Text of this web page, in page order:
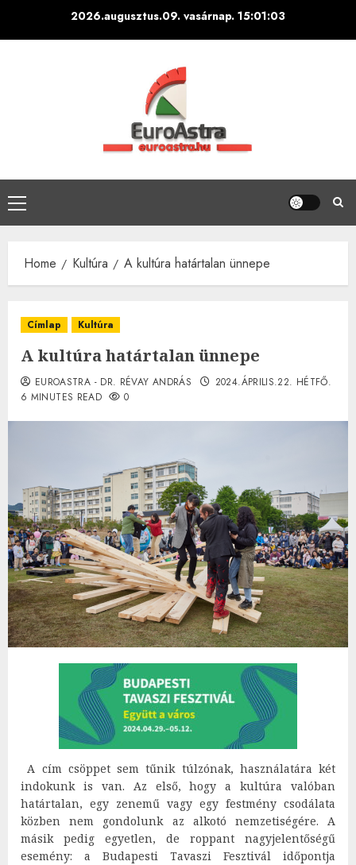
2026.augusztus.09. vasárnap. 15:01:05
Primary
Menu
Home Kultúra A kultúra határtalan ünnepe
Címlap Kultúra
A kultúra határtalan ünnepe
EUROASTRA - DR. RÉVAY ANDRÁS
2024.ÁPRILIS.22. HÉTFŐ.
6 MINUTES READ
0
A cím csöppet sem tűnik túlzónak, használatára két
indokunk is van. Az első, hogy a kultúra valóban
határtalan, egy zenemű vagy egy festmény csodálata
közben nem gondolunk az alkotó nemzetiségére. A
másik pedig egyetlen, de roppant nagyjelentőségű
esemény: a Budapesti Tavaszi Fesztivál időpontja